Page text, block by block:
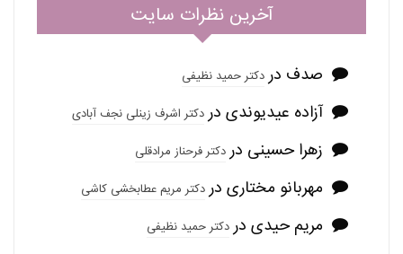
آخرین نظرات سایت
صدف دردکتر حمید نظیفی
آزاده عیدیوندی دردکتر اشرف زینلی نجف آبادی
زهرا حسینی دردکتر فرحناز مرادقلی
مهربانو مختاری دردکتر مریم عطابخشی کاشی
مریم حیدی دردکتر حمید نظیفی